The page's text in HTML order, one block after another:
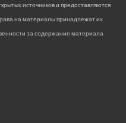
источников и предоставляются
на материалы принадлежат их
за содержание материала